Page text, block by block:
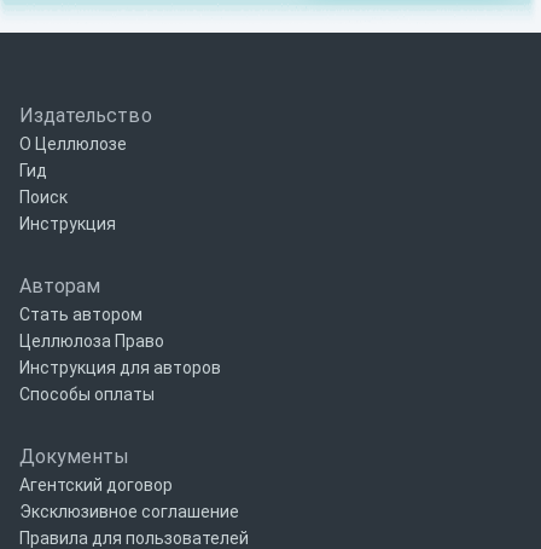
Издательство
О Целлюлозе
Гид
Поиск
Инструкция
Авторам
Стать автором
Целлюлоза Право
Инструкция для авторов
Способы оплаты
Документы
Агентский договор
Эксклюзивное соглашение
Правила для пользователей